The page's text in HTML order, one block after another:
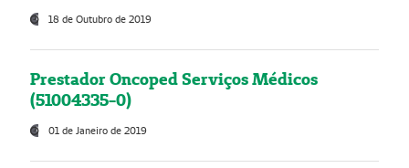
18 de Outubro de 2019
Prestador Oncoped Serviços Médicos
(51004335-0)
01 de Janeiro de 2019